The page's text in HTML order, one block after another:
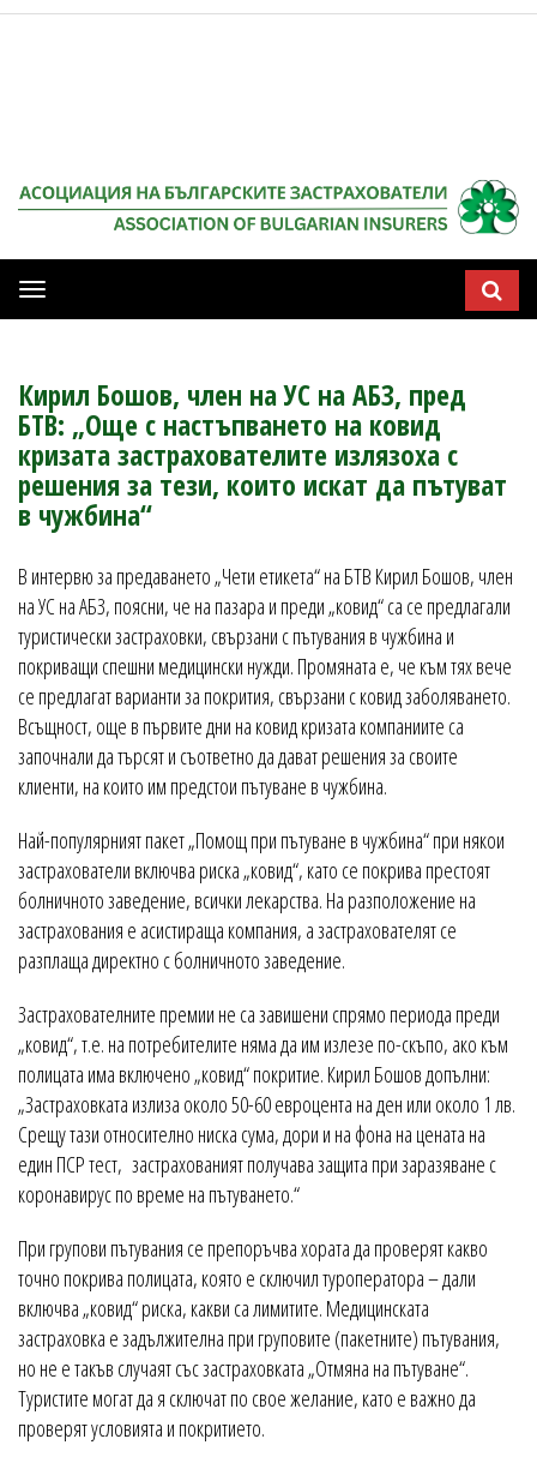
Мобилна
навигация
Кирил Бошов, член на УС на АБЗ, пред
БТВ: „Още с настъпването на ковид
кризата застрахователите излязоха с
решения за тези, които искат да пътуват
в чужбина“
В интервю за предаването „Чети етикета“ на БТВ Кирил Бошов, член
на УС на АБЗ, поясни, че на пазара и преди „ковид“ са се предлагали
туристически застраховки, свързани с пътувания в чужбина и
покриващи спешни медицински нужди. Промяната е, че към тях вече
се предлагат варианти за покрития, свързани с ковид заболяването.
Всъщност, още в първите дни на ковид кризата компаниите са
започнали да търсят и съответно да дават решения за своите
клиенти, на които им предстои пътуване в чужбина.
Най-популярният пакет „Помощ при пътуване в чужбина“ при някои
застрахователи включва риска „ковид“, като се покрива престоят
болничното заведение, всички лекарства. На разположение на
застрахования е асистираща компания, а застрахователят се
разплаща директно с болничното заведение.
Застрахователните премии не са завишени спрямо периода преди
„ковид“, т.е. на потребителите няма да им излезе по-скъпо, ако към
полицата има включено „ковид“ покритие. Кирил Бошов допълни:
„Застраховката излиза около 50-60 евроцента на ден или около 1 лв.
Срещу тази относително ниска сума, дори и на фона на цената на
един ПСР тест, застрахованият получава защита при заразяване с
коронавирус по време на пътуването.“
При групови пътувания се препоръчва хората да проверят какво
точно покрива полицата, която е сключил туроператора – дали
включва „ковид“ риска, какви са лимитите. Медицинската
застраховка е задължителна при груповите (пакетните) пътувания,
но не е такъв случаят със застраховката „Отмяна на пътуване“.
Туристите могат да я сключат по свое желание, като е важно да
проверят условията и покритието.